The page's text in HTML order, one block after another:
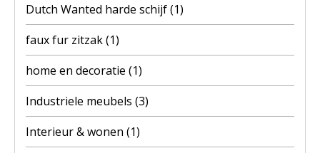
Dutch Wanted harde schijf(1)
faux fur zitzak(1)
home en decoratie (1)
Industriele meubels (3)
Interieur & wonen (1)